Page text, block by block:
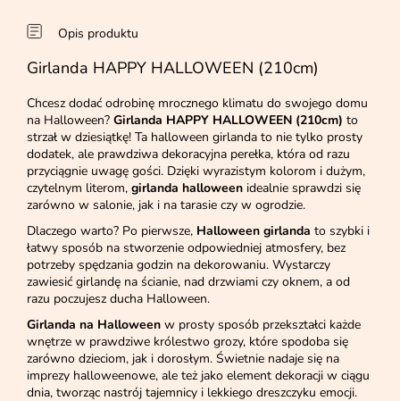
Opis produktu
Girlanda HAPPY HALLOWEEN (210cm)
Chcesz dodać odrobinę mrocznego klimatu do swojego domu
na Halloween? Girlanda HAPPY HALLOWEEN (210cm) to
strzał w dziesiątkę! Ta halloween girlanda to nie tylko prosty
dodatek, ale prawdziwa dekoracyjna perełka, która od razu
przyciągnie uwagę gości. Dzięki wyrazistym kolorom i dużym,
czytelnym literom, girlanda halloween idealnie sprawdzi się
zarówno w salonie, jak i na tarasie czy w ogrodzie.
Dlaczego warto? Po pierwsze, Halloween girlanda to szybki i
łatwy sposób na stworzenie odpowiedniej atmosfery, bez
potrzeby spędzania godzin na dekorowaniu. Wystarczy
zawiesić girlandę na ścianie, nad drzwiami czy oknem, a od
razu poczujesz ducha Halloween.
Girlanda na Halloween w prosty sposób przekształci każde
wnętrze w prawdziwe królestwo grozy, które spodoba się
zarówno dzieciom, jak i dorosłym. Świetnie nadaje się na
imprezy halloweenowe, ale też jako element dekoracji w ciągu
dnia, tworząc nastrój tajemnicy i lekkiego dreszczyku emocji.